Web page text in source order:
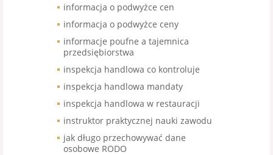
informacja o podwyżce cen
informacja o podwyżce ceny
informacje poufne a tajemnica
przedsiębiorstwa
inspekcja handlowa co kontroluje
inspekcja handlowa mandaty
inspekcja handlowa w restauracji
instruktor praktycznej nauki zawodu
jak długo przechowywać dane
osobowe RODO